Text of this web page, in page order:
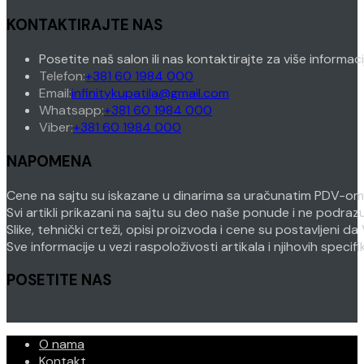
KONTAKTIRAJTE NAS
Posetite naš salon ili nas kontaktirajte za više
Telefon:+381 60 1984 000
in
your
Email:infinitykupatila@gmail.com
Whatsapp:+381 60 1984 000
Viber:+381 60 1984 000
NAPOMENA
Cene na sajtu su iskazane u dinarima sa uračunatim PDV-
Svi artikli prikazani na sajtu su deo naše ponude i ne
Slike, tehnički crteži, opisi proizvoda i cene su postavljeni
Sve informacije u vezi raspoloživosti artikala i njihovih
POSETITE NAS
O nama